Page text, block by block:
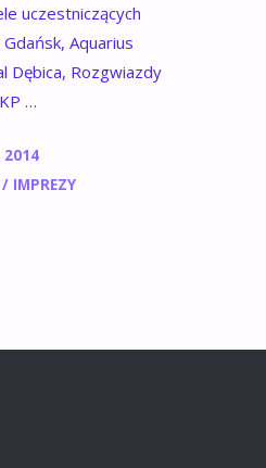
uczestniczących
Aquarius
Dębica, Rozgwiazdy
…
2014
IMPREZY